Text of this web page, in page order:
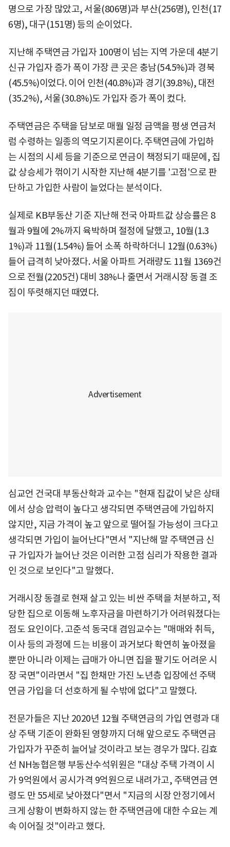
명으로 가장 많았고, 서울(806명)과 부산(256명), 인천(17
6명), 대구(151명) 등의 순이었다.
지난해 주택연금 가입자 100명이 넘는 지역 가운데 4분기
신규 가입자 증가 폭이 가장 큰 곳은 충남(54.5%)과 경북
(45.5%)이었다. 이어 인천(40.8%)과 경기(39.8%), 대전
(35.2%), 서울(30.8%)도 가입자 증가 폭이 컸다.
주택연금은 주택을 담보로 매월 일정 금액을 평생 연금처
럼 수령하는 일종의 역모기지론이다. 주택연금에 가입하
는 시점의 시세 등을 기준으로 연금이 책정되기 때문에, 집
값 상승세가 꺾이기 시작한 지난해 4분기를 '고점'으로 판
단하고 가입한 사람이 늘었다는 분석이다.
실제로 KB부동산 기준 지난해 전국 아파트값 상승률은 8
월과 9월에 2%까지 육박하며 절정에 달했고, 10월(1.3
1%)과 11월(1.54%) 들어 소폭 하락하더니 12월(0.63%)
들어 급격히 낮아졌다. 서울 아파트 거래량도 11월 1369건
으로 전월(2205건) 대비 38%나 줄면서 거래시장 동결 조
짐이 뚜렷해지던 때였다.
심교언 건국대 부동산학과 교수는 "현재 집값이 낮은 상태
에서 상승 압력이 높다고 생각되면 주택연금에 가입하지
않지만, 지금 가격이 높고 앞으로 떨어질 가능성이 크다고
생각되면 가입이 늘어난다"면서 "지난해 말 주택연금 신
규 가입자가 늘어난 것은 이러한 고점 심리가 작용한 결과
인 것으로 보인다"고 말했다.
거래시장 동결로 현재 살고 있는 비싼 주택을 처분하고, 적
당한 집으로 이동해 노후자금을 마련하기가 어려워졌다는
점도 요인이다. 고준석 동국대 겸임교수는 "매매와 취득,
이사 등의 과정에 드는 비용이 과거보다 확연히 높아졌을
뿐만 아니라 이제는 급매가 아니면 집을 팔기도 어려운 시
장 국면"이라면서 "집 한채만 가진 노년층 입장에선 주택
연금 가입을 더 선호하게 될 수밖에 없다"고 말했다.
전문가들은 지난 2020년 12월 주택연금의 가입 연령과 대
상 주택 기준이 완화된 영향까지 더해 앞으로도 주택연금
가입자가 꾸준히 늘어날 것이라고 보는 경우가 많다. 김효
선 NH농협은행 부동산수석위원은 "대상 주택 가격이 시
가 9억원에서 공시가격 9억원으로 내려가고, 주택연금 연
령도 만 55세로 낮아졌다"면서 "지금의 시장 안정기에서
크게 상황이 변화하지 않는 한 주택연금에 대한 수요는 계
속 이어질 것"이라고 했다.